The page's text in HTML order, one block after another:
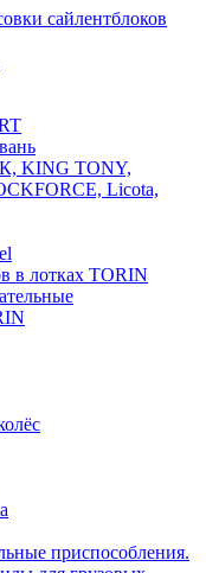
сайлентблоков
KING TONY,
Licota,
в лотках TORIN
приспособления.